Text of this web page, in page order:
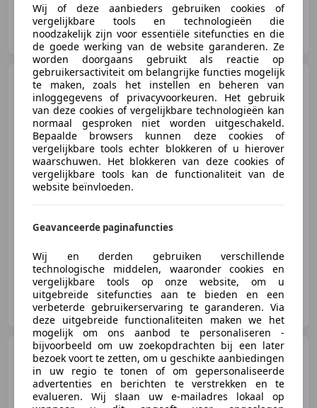
CarProf Jos Bouw B.V.
NL-3861 KG NIJKERK GLD
MINI Cooper Clubman
1.5 4X NW All-Seasons | Airco |
Carplay | LED | Cr
€ 18.940 1
CarProf Jos Bouw B.V.
NL-3861 KG NIJKERK GLD
Ford Kuga1.5 Titanium NW.
Distributieriem | Clima | DAB | C
Wij of deze aanbieders gebruiken cookies of
vergelijkbare tools en technologieën die
noodzakelijk zijn voor essentiële sitefuncties en die
de goede werking van de website garanderen. Ze
worden doorgaans gebruikt als reactie op
gebruikersactiviteit om belangrijke functies mogelijk
te maken, zoals het instellen en beheren van
inloggegevens of privacyvoorkeuren. Het gebruik
van deze cookies of vergelijkbare technologieën kan
normaal gesproken niet worden uitgeschakeld.
Bepaalde browsers kunnen deze cookies of
vergelijkbare tools echter blokkeren of u hierover
waarschuwen. Het blokkeren van deze cookies of
vergelijkbare tools kan de functionaliteit van de
website beïnvloeden.
Geavanceerde paginafuncties
Wij en derden gebruiken verschillende
technologische middelen, waaronder cookies en
vergelijkbare tools op onze website, om u
uitgebreide sitefuncties aan te bieden en een
verbeterde gebruikerservaring te garanderen. Via
deze uitgebreide functionaliteiten maken we het
mogelijk om ons aanbod te personaliseren -
bijvoorbeeld om uw zoekopdrachten bij een later
bezoek voort te zetten, om u geschikte aanbiedingen
in uw regio te tonen of om gepersonaliseerde
advertenties en berichten te verstrekken en te
evalueren. Wij slaan uw e-mailadres lokaal op